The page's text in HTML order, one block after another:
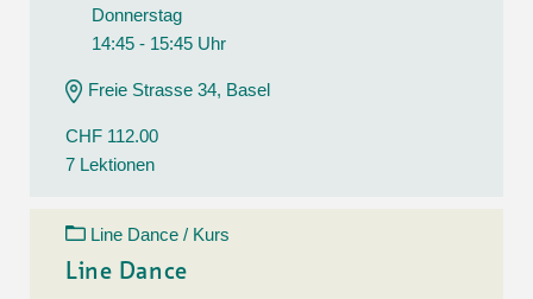
Donnerstag
14:45 - 15:45 Uhr
Freie Strasse 34, Basel
CHF 112.00
7 Lektionen
Line Dance / Kurs
Line Dance